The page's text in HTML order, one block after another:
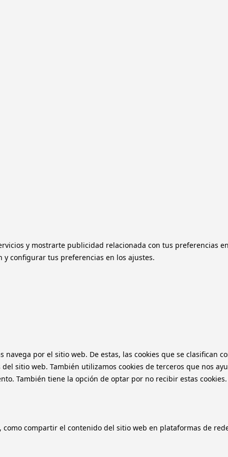
y mostrarte publicidad relacionada con tus preferencias
configurar tus preferencias en los ajustes.
por el sitio web. De estas, las cookies que se clasifican
sitio web. También utilizamos cookies de terceros que nos
También tiene la opción de optar por no recibir estas
compartir el contenido del sitio web en plataformas de